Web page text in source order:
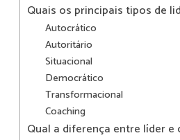
Quais os principais tipos de
Autocrático
Autoritário
Situacional
Democrático
Transformacional
Coaching
Qual a diferença entre líder e